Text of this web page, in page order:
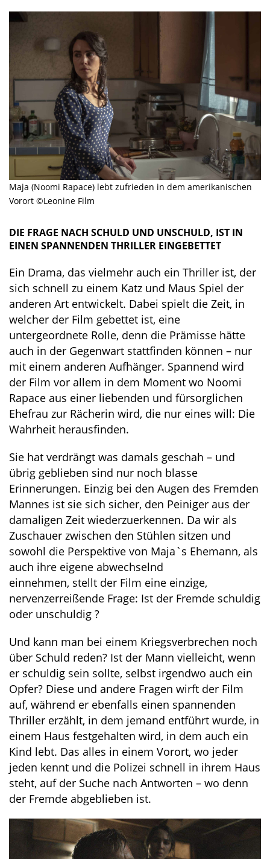
Maja (Noomi Rapace) lebt zufrieden in dem amerikanischen
Vorort ©Leonine Film
DIE FRAGE NACH SCHULD UND UNSCHULD, IST IN
EINEN SPANNENDEN THRILLER EINGEBETTET
Ein Drama, das vielmehr auch ein Thriller ist, der
sich schnell zu einem Katz und Maus Spiel der
anderen Art entwickelt. Dabei spielt die Zeit, in
welcher der Film gebettet ist, eine
untergeordnete Rolle, denn die Prämisse hätte
auch in der Gegenwart stattfinden können – nur
mit einem anderen Aufhänger. Spannend wird
der Film vor allem in dem Moment wo Noomi
Rapace aus einer liebenden und fürsorglichen
Ehefrau zur Rächerin wird, die nur eines will: Die
Wahrheit herausfinden.
Sie hat verdrängt was damals geschah – und
übrig geblieben sind nur noch blasse
Erinnerungen. Einzig bei den Augen des Fremden
Mannes ist sie sich sicher, den Peiniger aus der
damaligen Zeit wiederzuerkennen. Da wir als
Zuschauer zwischen den Stühlen sitzen und
sowohl die Perspektive von Maja`s Ehemann, als
auch ihre eigene abwechselnd
einnehmen, stellt der Film eine einzige,
nervenzerreißende Frage: Ist der Fremde schuldig
oder unschuldig ?
Und kann man bei einem Kriegsverbrechen noch
über Schuld reden? Ist der Mann vielleicht, wenn
er schuldig sein sollte, selbst irgendwo auch ein
Opfer? Diese und andere Fragen wirft der Film
auf, während er ebenfalls einen spannenden
Thriller erzählt, in dem jemand entführt wurde, in
einem Haus festgehalten wird, in dem auch ein
Kind lebt. Das alles in einem Vorort, wo jeder
jeden kennt und die Polizei schnell in ihrem Haus
steht, auf der Suche nach Antworten – wo denn
der Fremde abgeblieben ist.